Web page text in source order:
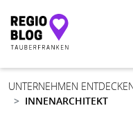
Hauptnavigation
UNTERNEHMEN
INNENARCHITEKT